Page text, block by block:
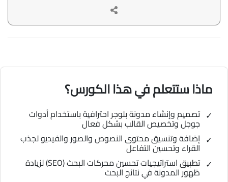
ماذا ستتعلم في هذا الكورس؟
تصميم وإنشاء مدونة بلوجر احترافية باستخدام أدوات
جوجل وتخصيص القالب بشكل فعال
إضافة وتنسيق محتوى النصوص والصور والفيديو لجذب
القراء وتحسين التفاعل
تطبيق استراتيجيات تحسين محركات البحث (SEO) لزيادة
ظهور المدونة في نتائج البحث